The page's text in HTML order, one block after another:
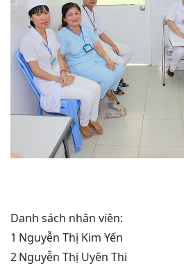
Danh sách nhân viên:
1 Nguyễn Thị Kim Yến
2Nguyễn Thị Uyên Thi